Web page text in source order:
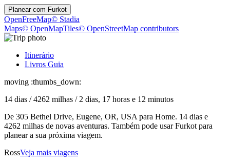
Planear com Furkot
OpenFreeMap© Stadia
Maps© OpenMapTiles© OpenStreetMap contributors
Itinerário
Livros Guia
moving :thumbs_down:
14 dias /4262 milhas / 2 dias, 17 horas e 12 minutos
De 305 Bethel Drive, Eugene, OR, USA para Home. 14 dias e
4262 milhas de novas aventuras. Também pode usar Furkot para
planear a sua próxima viagem.
RossVeja mais viagens